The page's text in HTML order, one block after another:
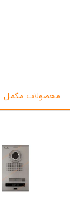
محصولات مکمل